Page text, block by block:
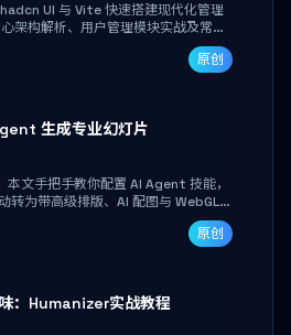
UI 与 Vite 快速搭建现代化管理
架构解析、用户管理模块实战及常见
成仪表盘搭建、组件拼装与主题定
原创
生成专业幻灯片
本文手把手教你配置 AI Agent 技能，
转为带高级排版、AI 配图与 WebGL
需专注内容，10 分钟即可产出可投
原创
：Humanizer实战教程